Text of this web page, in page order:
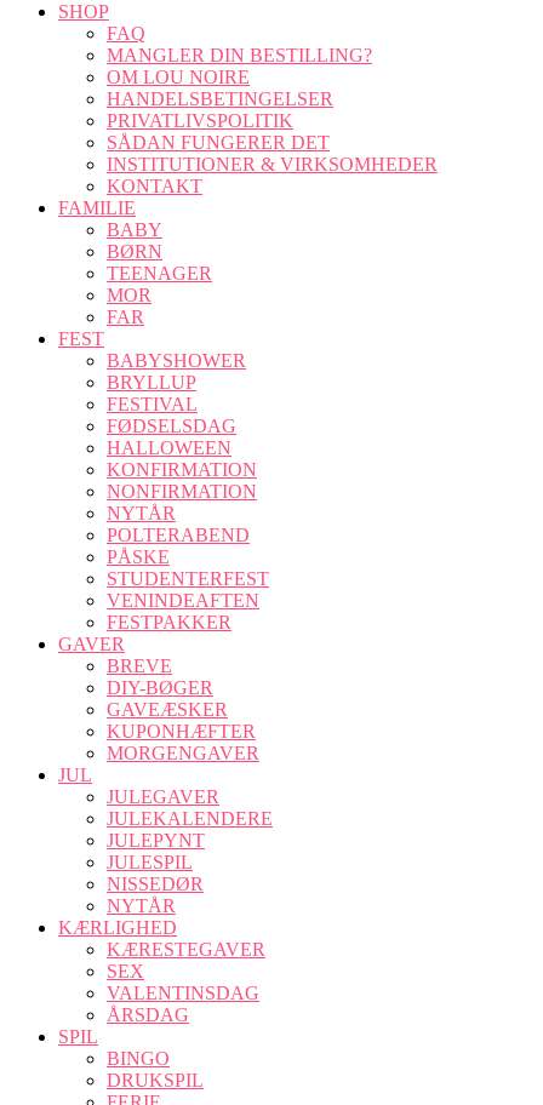
SHOP
FAQ
MANGLER DIN BESTILLING?
OM LOU NOIRE
HANDELSBETINGELSER
PRIVATLIVSPOLITIK
SÅDAN FUNGERER DET
INSTITUTIONER & VIRKSOMHEDER
KONTAKT
FAMILIE
BABY
BØRN
TEENAGER
MOR
FAR
FEST
BABYSHOWER
BRYLLUP
FESTIVAL
FØDSELSDAG
HALLOWEEN
KONFIRMATION
NONFIRMATION
NYTÅR
POLTERABEND
PÅSKE
STUDENTERFEST
VENINDEAFTEN
FESTPAKKER
GAVER
BREVE
DIY-BØGER
GAVEÆSKER
KUPONHÆFTER
MORGENGAVER
JUL
JULEGAVER
JULEKALENDERE
JULEPYNT
JULESPIL
NISSEDØR
NYTÅR
KÆRLIGHED
KÆRESTEGAVER
SEX
VALENTINSDAG
ÅRSDAG
SPIL
BINGO
DRUKSPIL